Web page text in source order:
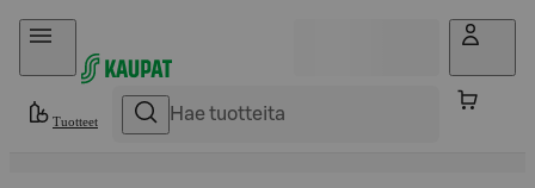
Hyppää sisältöön
Tuotteet